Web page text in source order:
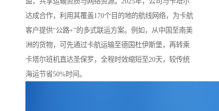
达成合作，利用其覆盖170个目的地的航线网络，为卡航
客户提供“公路+”的多式联运方案。例如，从中国至南美
洲的货物，可先通过卡航运输至德国杜伊斯堡，再转乘
卡塔尔班机直达圣保罗，全程时效缩短至20天，较传统
海运节省50%时间。